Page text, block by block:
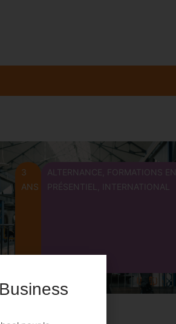
3
ANS
ALTERNANCE
FORMATIONS EN
PRÉSENTIEL
INTERNATIONAL